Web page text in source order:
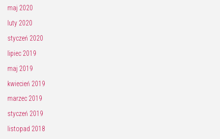
maj 2020
luty 2020
styczeń 2020
lipiec 2019
maj 2019
kwiecień 2019
marzec 2019
styczeń 2019
listopad 2018